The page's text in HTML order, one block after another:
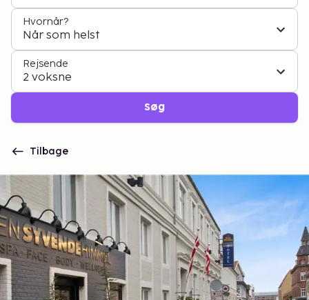
Hvornår?
Når som helst
Rejsende
2 voksne
Søg
Tilbage